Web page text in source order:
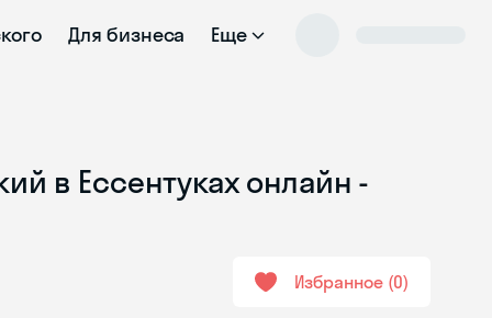
Для бизнеса Еще
в Ессентуках онлайн -
Избранное 0